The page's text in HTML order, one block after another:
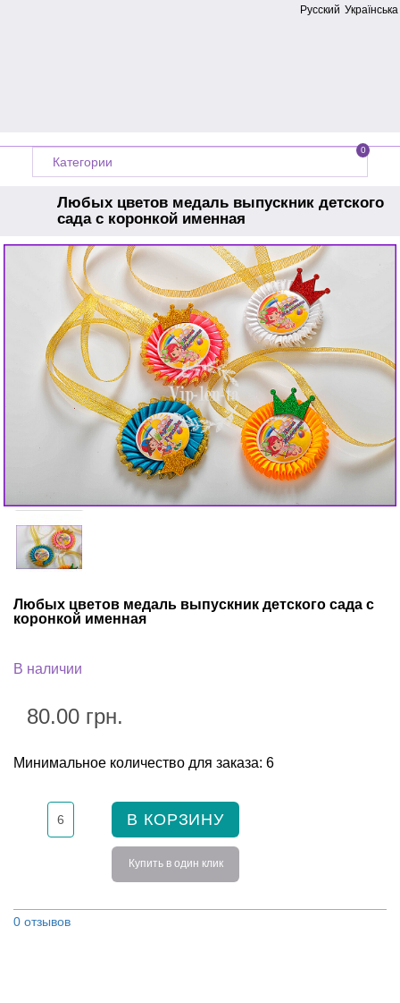
Русский Українська
Категории
0
Любых цветов медаль выпускник детского
сада с коронкой именная
Главная
Медали на выпускной
Медальки выпускник детского сада
Любых цветов медаль выпускник детского сада с
коронкой именная
В наличии
80.00 грн.
Минимальное количество для заказа: 6
В КОРЗИНУ
Купить в один клик
0 отзывов